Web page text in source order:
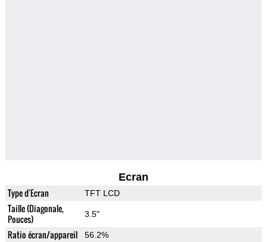
Ecran
Type d'Ecran TFT LCD
Taille (Diagonale,
Pouces)
3.5"
Ratio écran/appareil 56.2%